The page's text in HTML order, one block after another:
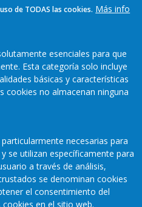
web
Aviso legal
de TODAS las cookies. Más info
esenciales para que
Esta categoría solo incluye
básicas y características
cookies no almacenan ninguna
necesarias para
se utilizan específicamente para
a través de análisis,
se denominan cookies
el consentimiento del
en el sitio web.